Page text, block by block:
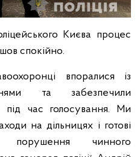
Києва процес
спокійно.
впоралися із
та забезпечили
під час голосування. Ми
на дільницях і готові
чинного